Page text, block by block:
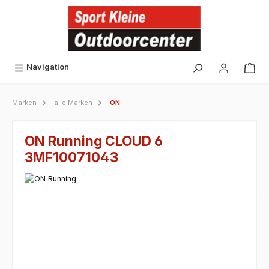
Navigation
Marken alle Marken ON
ON Running CLOUD 6
3MF10071043